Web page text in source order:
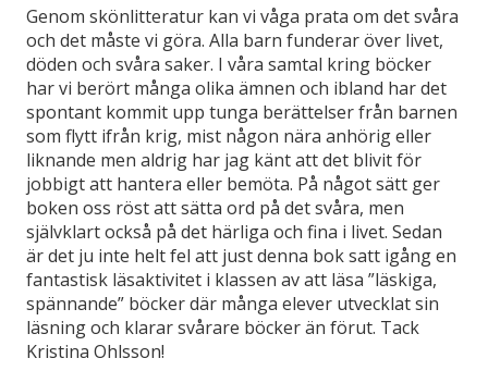
Genom skönlitteratur kan vi våga prata om det svåra
och det måste vi göra. Alla barn funderar över livet,
döden och svåra saker. I våra samtal kring böcker
har vi berört många olika ämnen och ibland har det
spontant kommit upp tunga berättelser från barnen
som flytt ifrån krig, mist någon nära anhörig eller
liknande men aldrig har jag känt att det blivit för
jobbigt att hantera eller bemöta. På något sätt ger
boken oss röst att sätta ord på det svåra, men
självklart också på det härliga och fina i livet. Sedan
är det ju inte helt fel att just denna bok satt igång en
fantastisk läsaktivitet i klassen av att läsa ”läskiga,
spännande” böcker där många elever utvecklat sin
läsning och klarar svårare böcker än förut. Tack
Kristina Ohlsson!